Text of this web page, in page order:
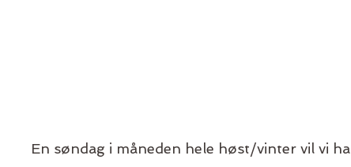
En søndag i måneden hele høst/vinter vil vi ha